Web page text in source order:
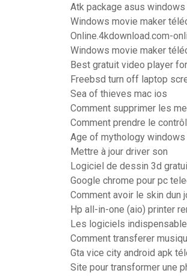
Atk package asus windows
Windows movie maker
Online.4kdownload.com-
Windows movie maker
Best gratuit video player
Freebsd turn off laptop
Sea of thieves mac ios
Comment supprimer les
Comment prendre le
Age of mythology windows
Mettre à jour driver son
Logiciel de dessin 3d
Google chrome pour pc
Comment avoir le skin dun
Hp all-in-one (aio) printer
Les logiciels
Comment transferer
Gta vice city android apk
Site pour transformer une